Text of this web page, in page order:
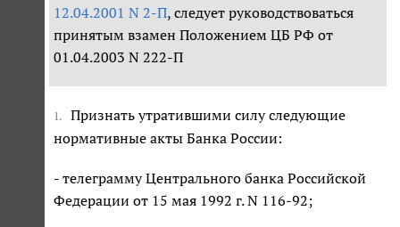
12.04.2001 N 2-П, следует руководствоваться
принятым взамен Положением ЦБ РФ от
01.04.2003 N 222-П
1.
Признать утратившими силу следующие
нормативные акты Банка России:
- телеграмму Центрального банка Российской
Федерации от 15 мая 1992 г. N 116-92;